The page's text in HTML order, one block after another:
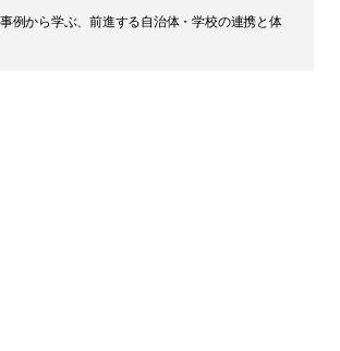
例から学ぶ、前進する自治体・学校の連携と体